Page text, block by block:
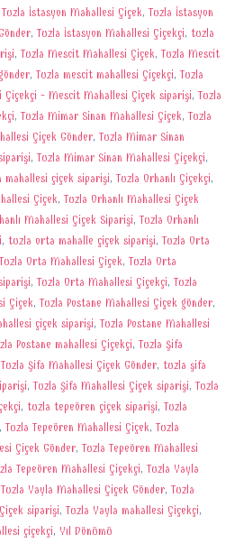
Tuzla İstasyon Mahallesi Çiçek,Tuzla İstasyon
,Tuzla İstasyon Mahallesi Çiçekçi, tuzla
,Tuzla Mescit Mahallesi Çiçek,Tuzla Mescit
,Tuzla mescit mahallesi Çiçekçi,Tuzla
Çiçekçi - Mescit Mahallesi Çiçek siparişi,Tuzla
,Tuzla Mimar Sinan Mahallesi Çiçek,Tuzla
Çiçek Gönder,Tuzla Mimar Sinan
,Tuzla Mimar Sinan Mahallesi Çiçekçi,
mahallesi çiçek siparişi,Tuzla Orhanlı Çiçekçi,
Çiçek,Tuzla Orhanlı Mahallesi Çiçek
Mahallesi Çiçek Siparişi,Tuzla Orhanlı
, tuzla orta mahalle çiçek siparişi,Tuzla Orta
Orta Mahallesi Çiçek,Tuzla Orta
,Tuzla Orta Mahallesi Çiçekçi,Tuzla
Çiçek,Tuzla Postane Mahallesi Çiçek gönder,
çiçek siparişi,Tuzla Postane Mahallesi
Postane mahallesi Çiçekçi,Tuzla Şifa
Tuzla Şifa Mahallesi Çiçek Gönder, tuzla şifa
,Tuzla Şifa Mahallesi Çiçek siparişi,Tuzla
, tuzla tepeören çiçek siparişi,Tuzla
,Tuzla Tepeören Mahallesi Çiçek,Tuzla
Çiçek Gönder,Tuzla Tepeören Mahallesi
Tepeören Mahallesi Çiçekçi,Tuzla Yayla
Tuzla Yayla Mahallesi Çiçek Gönder,Tuzla
siparişi,Tuzla Yayla mahallesi Çiçekçi,
çiçekçi, Yıl Dönümü